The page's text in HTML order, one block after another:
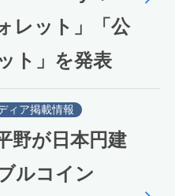
レット」「公
ト」を発表
ィア掲載情報
野が日本円建
ルコイン